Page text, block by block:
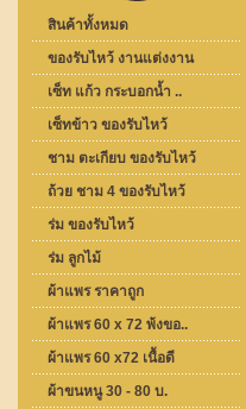
สินค้าทั้งหมด
ของรับไหว้ งานแต่งงาน
เซ็ท แก้ว กระบอกน้ำ ..
เซ็ทข้าว ของรับไหว้
ชาม ตะเกียบ ของรับไหว้
ถ้วย ชาม 4 ของรับไหว้
ร่ม ของรับไหว้
ร่ม ลูกไม้
ผ้าแพร ราคาถูก
ผ้าแพร 60 x 72 พ้งขอ..
ผ้าแพร 60 x72 เนื้อดี
ผ้าขนหนู 30 - 80 บ.